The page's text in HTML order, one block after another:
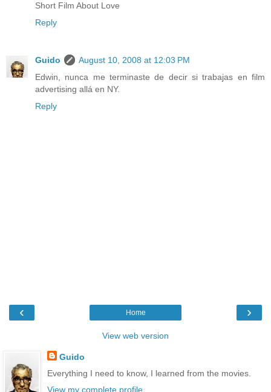
Short Film About Love
Reply
Guido
August 10, 2008 at 12:03 PM
Edwin, nunca me terminaste de decir si trabajas en film
advertising allá en NY.
Reply
‹ ›
Home
View web version
Guido
Everything I need to know, I learned from the movies.
View my complete profile